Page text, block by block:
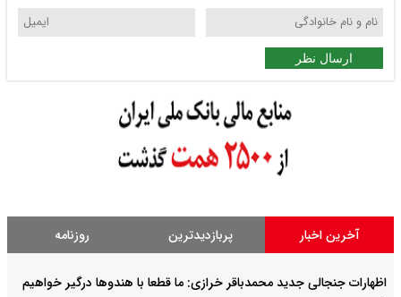
ارسال نظر
آخرین اخبار پربازدیدترین روزنامه
اظهارات جنجالی جدید محمدباقر خرازی: ما قطعا با هندوها درگیر خواهیم